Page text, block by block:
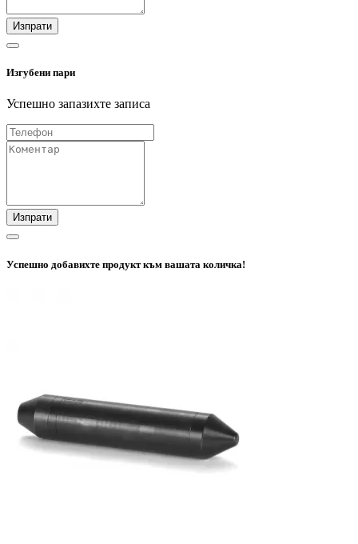
Изпрати
Изгубени пари
Успешно запазихте записа
Изпрати
Успешно добавихте продукт към вашата количка!